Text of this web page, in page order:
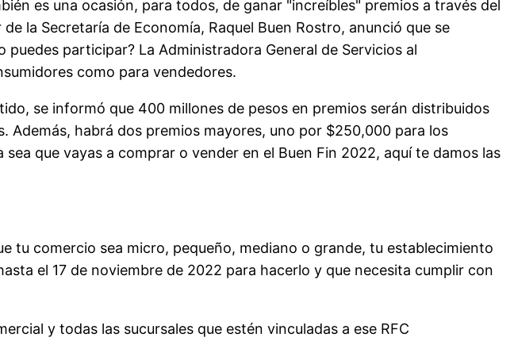
es una ocasión, para todos, de ganar "increíbles" premios a través del
la Secretaría de Economía, Raquel Buen Rostro, anunció que se
participar? La Administradora General de Servicios al
como para vendedores.
se informó que 400 millones de pesos en premios serán distribuidos
habrá dos premios mayores, uno por $250,000 para los
que vayas a comprar o vender en el Buen Fin 2022, aquí te damos las
tu comercio sea micro, pequeño, mediano o grande, tu establecimiento
el 17 de noviembre de 2022 para hacerlo y que necesita cumplir con
y todas las sucursales que estén vinculadas a ese RFC